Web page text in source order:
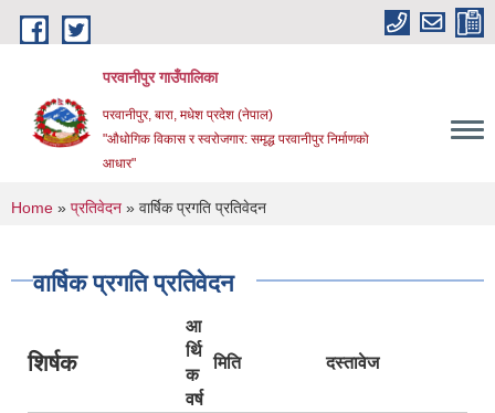
Skip to main content
परवानीपुर गाउँपालिका
परवानीपुर, बारा, मधेश प्रदेश (नेपाल)
"औधोगिक विकास र स्वरोजगार: समृद्ध परवानीपुर निर्माणको
आधार"
You are here
Home » प्रतिवेदन » वार्षिक प्रगति प्रतिवेदन
वार्षिक प्रगति प्रतिवेदन
शिर्षक
आ
र्थि
क
वर्ष
मिति दस्तावेज